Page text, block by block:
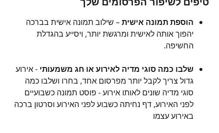
הוספת תמונה אישית – שילוב תמונה אישית בברכה
יהפוך אותה לאישית ומרגשת יותר, ויסייע בהגדלת
החשיפה.
שלבו כמה סוגי מדיה לאירוע או חג משמעותי - אירוע
גדול צריך לקבל יותר מפרסום אחד, בחרו ושלבו כמה
סוגי מדיה שונים לאותו אירוע - פוסט תמונה כשבועיים
לפני האירוע, דף נחיתה כשבוע לפני האירוע וסרטון ברכה
באירוע עצמו